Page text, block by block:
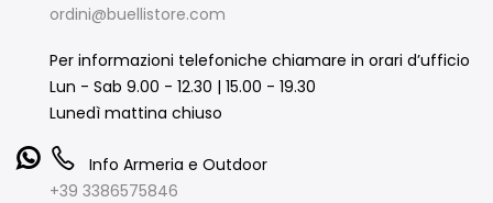
ordini@buellistore.com
Per informazioni telefoniche chiamare in orari d’ufficio
Lun - Sab 9.00 - 12.30 | 15.00 - 19.30
Lunedì mattina chiuso
Info Armeria e Outdoor
+39 3386575846